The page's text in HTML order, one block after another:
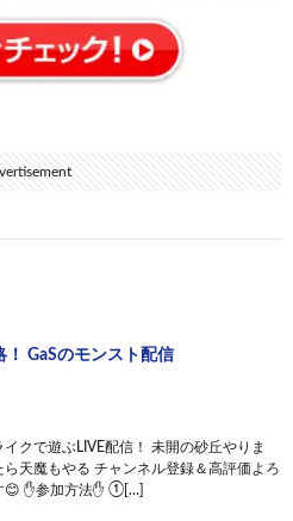
！ GaSのモンスト配信
クで遊ぶLIVE配信！ 未開の砂丘やりま
天魔もやる チャンネル登録＆高評価よろ
😊 ✋参加方法✋ ①[…]